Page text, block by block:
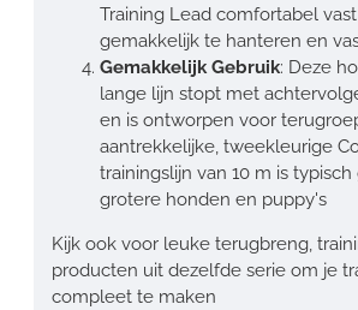
Training Lead comfortabel
gemakkelijk te hanteren en
Gemakkelijk Gebruik: Deze
lange lijn stopt met
en is ontworpen voor
aantrekkelijke, tweekleurige
trainingslijn van 10 m is
grotere honden en puppy's
Kijk ook voor leuke terugbreng,
producten uit dezelfde serie om je
compleet te maken